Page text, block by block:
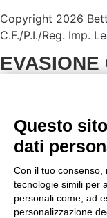
Copyright 2026
C.F./P.I./Reg. Imp.
EVASIONE
Informiamo tutti i
resterà
chiusa per
Tutti gli ordini
evasi a partire dal
Auguriamo buone
tutti!
Questo
dati
Con il tuo consenso,
tecnologie simili per
personali come, ad
personalizzazione